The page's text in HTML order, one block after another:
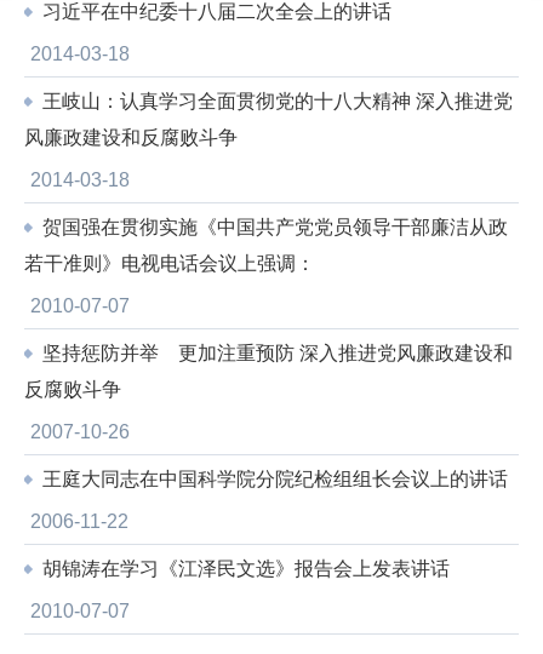
习近平在中纪委十八届二次全会上的讲话
2014-03-18
王岐山：认真学习全面贯彻党的十八大精神 深入推进党
风廉政建设和反腐败斗争
2014-03-18
贺国强在贯彻实施《中国共产党党员领导干部廉洁从政
若干准则》电视电话会议上强调：
2010-07-07
坚持惩防并举 更加注重预防 深入推进党风廉政建设和
反腐败斗争
2007-10-26
王庭大同志在中国科学院分院纪检组组长会议上的讲话
2006-11-22
胡锦涛在学习《江泽民文选》报告会上发表讲话
2010-07-07